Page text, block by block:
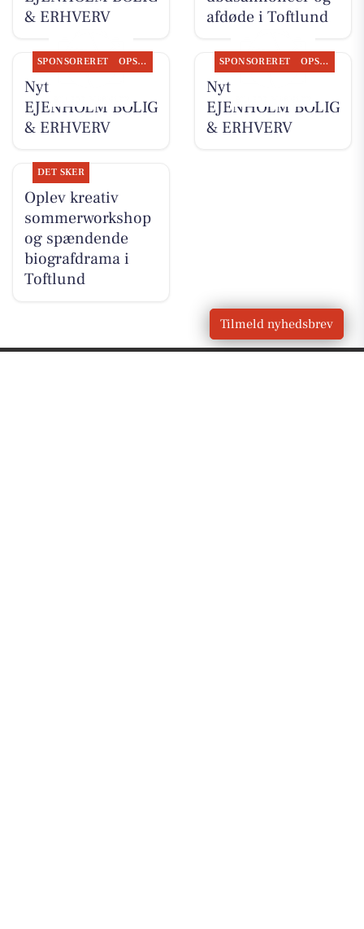
& ERHVERV
afdøde i Toftlund
SPONSORERET OPSLAGSTAVLEN
Nyt fra
EJENHOLM BOLIG
& ERHVERV
SPONSORERET OPSLAGSTAVLEN
Nyt fra
EJENHOLM BOLIG
& ERHVERV
DET SKER
Oplev kreativ
sommerworkshop
og spændende
biografdrama i
Toftlund
Tilmeld nyhedsbrev